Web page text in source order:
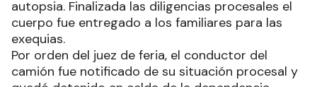
autopsia. Finalizada las diligencias procesales el
cuerpo fue entregado a los familiares para las
exequias.
Por orden del juez de feria, el conductor del
camión fue notificado de su situación procesal y